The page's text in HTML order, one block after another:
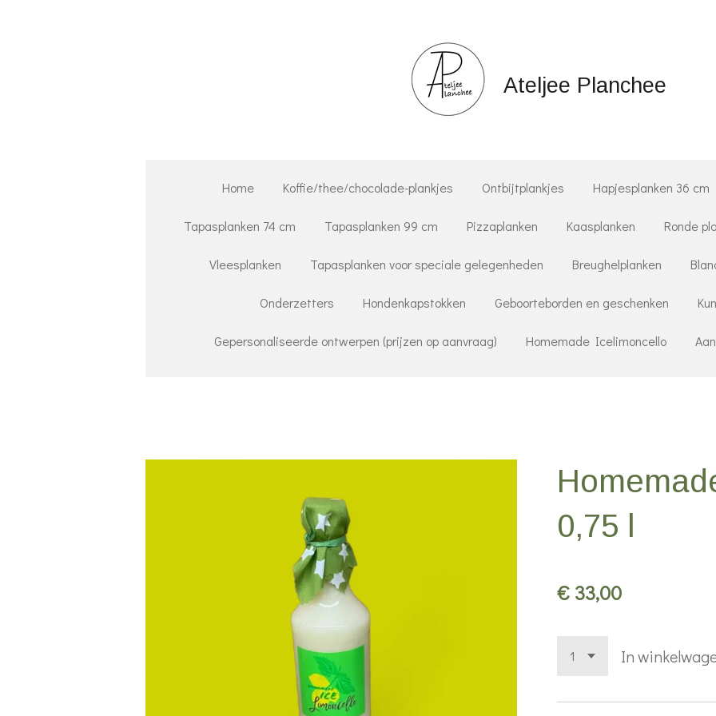
Ateljee Planchee
Home Koffie/thee/chocolade-plankjes Ontbijtplankjes Hapjesplanken 36 cm
Tapasplanken 74 cm Tapasplanken 99 cm Pizzaplanken Kaasplanken Ronde
Vleesplanken Tapasplanken voor speciale gelegenheden Breughelplanken
Onderzetters Hondenkapstokken Geboorteborden en geschenken
Gepersonaliseerde ontwerpen (prijzen op aanvraag) Homemade Icelimoncello
0,75 l
€ 33,00
In